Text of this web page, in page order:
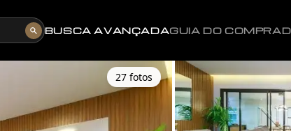
BUSCA AVANÇADAGUIA DO
27 fotos